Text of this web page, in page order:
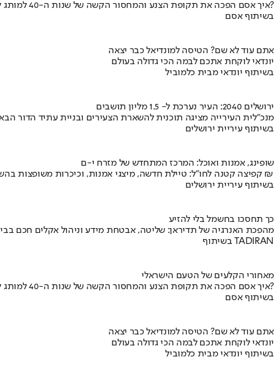
איך אסם הפכה את תקופת הצנע והמחסור הקשה של שנות ה-40 למותג לאומי?
בשיתוף אסם
אתם עוד לא שם? הטיסה למונדיאל כבר יצאה
יונדאי לוקחת אתכם לבמה הכי גדולה בעולם
בשיתוף יונדאי מבית כלמוביל
ירושלים 2040: העיר נערכת ל- 1.5 מליון תושבים
מנכ"לית העירייה מציגה תוכנית להשארת הצעירים ובניית עתיד הדור
בשיתוף עיריית ירושלים
שופינג, אמנות ואוכל: המרכז המתחדש של מזרח י-ם
קפיצה קטנה לחו"ל: טיילת חדשה, מיצגי אמנות, וכיכרות משופצות בהשקעה של 100 מיליון ₪
בשיתוף עיריית ירושלים
כך תחסכו בחשמל בלי להזיע
מהפכת האנרגיה של תדיראן: שליטה, אבטחת מידע וניהול אקלים חכם
בשיתוף TADIRAN
מאחורי הקלעים של הטעם הישראלי
איך אסם הפכה את תקופת הצנע והמחסור הקשה של שנות ה-40 למותג לאומי?
בשיתוף אסם
אתם עוד לא שם? הטיסה למונדיאל כבר יצאה
יונדאי לוקחת אתכם לבמה הכי גדולה בעולם
בשיתוף יונדאי מבית כלמוביל